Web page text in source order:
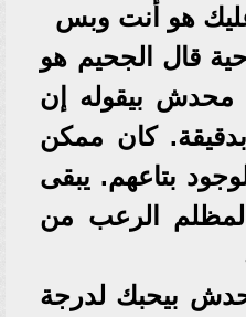
هو أنت وبس
قال الجحيم هو
محدش بيقوله إن
بدقيقة. كان ممكن
بتاعهم. يبقى
الرعب من
بيحبك لدرجة